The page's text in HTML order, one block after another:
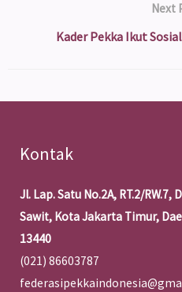
Next
Kader Pekka Ikut
Kontak
Jl. Lap. Satu No.2A, RT.2/RW.7,
Sawit, Kota Jakarta Timur,
13440
(021) 86603787